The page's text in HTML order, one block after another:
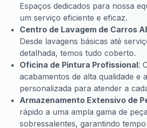
Espaços dedicados para nossa
um serviço eficiente e eficaz.
Centro de Lavagem de Carros
Desde lavagens básicas até
detalhada, temos tudo coberto.
Oficina de Pintura Profissional:
acabamentos de alta qualidade e
personalizada para atender a
Armazenamento Extensivo de
rápido a uma ampla gama de
sobressalentes, garantindo tempo